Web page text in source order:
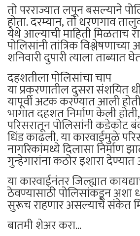
तो परराज्यात लपून बसल्याने
होता. दरम्यान, तो धरणगाव
येथे आल्याची माहिती मिळताच
पोलिसांनी तांत्रिक
शनिवारी दुपारी त्याला ताब्यात
दहशतीला पोलिसांचा चाप
या प्रकरणातील दुसरा संशयित
यापूर्वी अटक करण्यात आली
भागात दहशत निर्माण केली होती,
परिसरातून पोलिसांनी कडेकोट
धिंड काढली. या कारवाईमुळे
नागरिकांमध्ये दिलासा निर्माण
गुन्हेगारांना कठोर इशारा
या कारवाईनंतर जिल्ह्यात
ठेवण्यासाठी पोलिसांकडून अशा
सुरूच राहणार असल्याचे संकेत
बातमी शेअर करा...